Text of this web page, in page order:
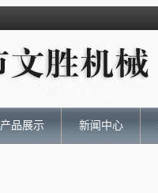
产品展示 新闻中心